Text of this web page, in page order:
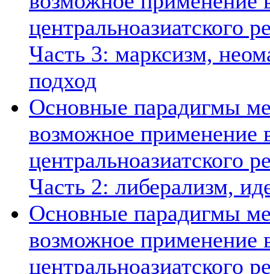
центральноазиатского
Часть 3: марксизм,
подход
Основные парадигмы
возможное применение
центральноазиатского
Часть 2: либерализм,
Основные парадигмы
возможное применение
центральноазиатского